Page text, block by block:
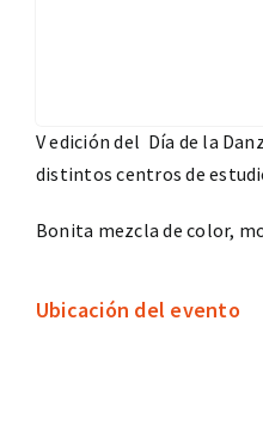
V edición del Día de la
distintos centros de
Bonita mezcla de color,
Ubicación del evento